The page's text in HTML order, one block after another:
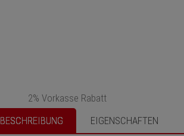
2% Vorkasse Rabatt
BESCHREIBUNG
EIGENSCHAFTEN